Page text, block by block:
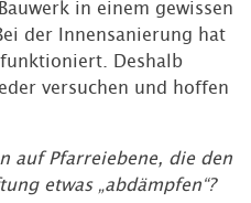
in einem gewissen
der Innensanierung hat
Deshalb
versuchen und hoffen
auf Pfarreiebene, die den
etwas „abdämpfen“?